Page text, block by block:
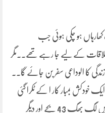
کھارہاں ہو چکی ہوئی جب
ملاقات کے لیے جا رہے تھے۔۔مگر
کا الوداعی سفر بن جائے گا۔۔
خودکش بمبار کار ا کے ٹکرا گئی
اور پھر آگ اور دھواں کی ہولی نظر آئی بس میں لگ بھگ 43 بچے اور دیگر